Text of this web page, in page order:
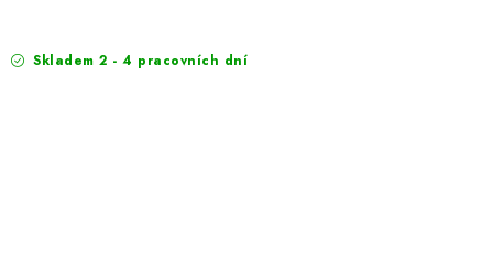
Skladem 2 - 4 pracovních dní